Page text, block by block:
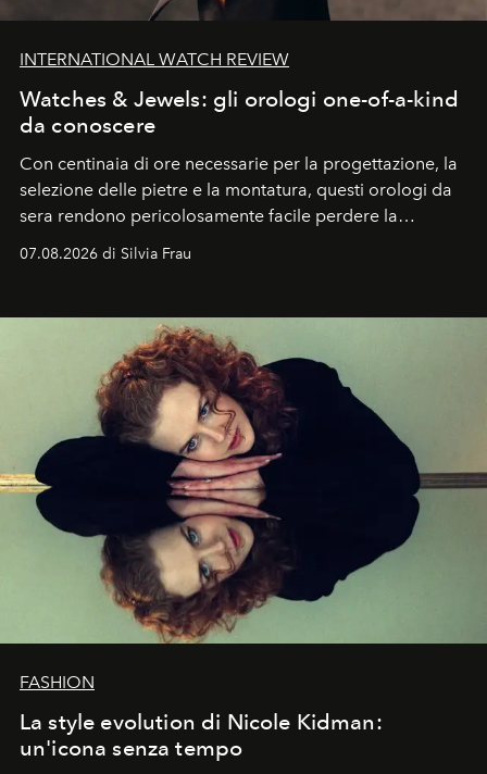
INTERNATIONAL WATCH REVIEW
Watches & Jewels: gli orologi one-of-a-kind
da conoscere
Con centinaia di ore necessarie per la progettazione, la
selezione delle pietre e la montatura, questi orologi da
sera rendono pericolosamente facile perdere la
07.08.2026 di Silvia Frau
FASHION
La style evolution di Nicole Kidman:
un'icona senza tempo